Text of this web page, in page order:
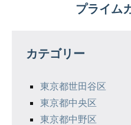
ー
プライム
カテゴリー
東京都世田谷区
東京都中央区
東京都中野区